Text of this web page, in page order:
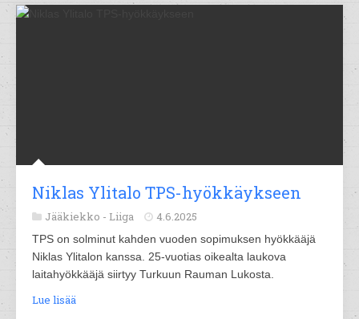
Niklas Ylitalo TPS-hyökkäykseen
Jääkiekko - Liiga 4.6.2025
TPS on solminut kahden vuoden sopimuksen hyökkääjä
Niklas Ylitalon kanssa. 25-vuotias oikealta laukova
laitahyökkääjä siirtyy Turkuun Rauman Lukosta.
Lue lisää